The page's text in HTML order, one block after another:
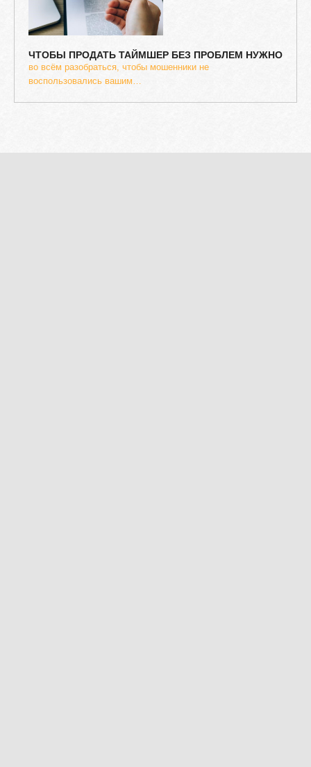
ЧТОБЫ ПРОДАТЬ ТАЙМШЕР БЕЗ ПРОБЛЕМ НУЖНО
во всём разобраться, чтобы мошенники не
воспользовались вашим…